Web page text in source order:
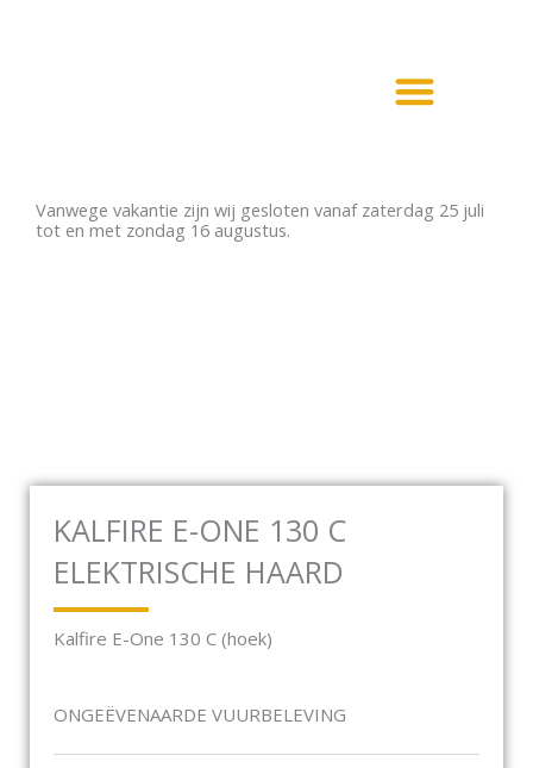
Vanwege vakantie zijn wij gesloten vanaf zaterdag 25 juli
tot en met zondag 16 augustus.
KALFIRE E-ONE 130 C
ELEKTRISCHE HAARD
Kalfire E-One 130 C (hoek)
ONGEËVENAARDE VUURBELEVING